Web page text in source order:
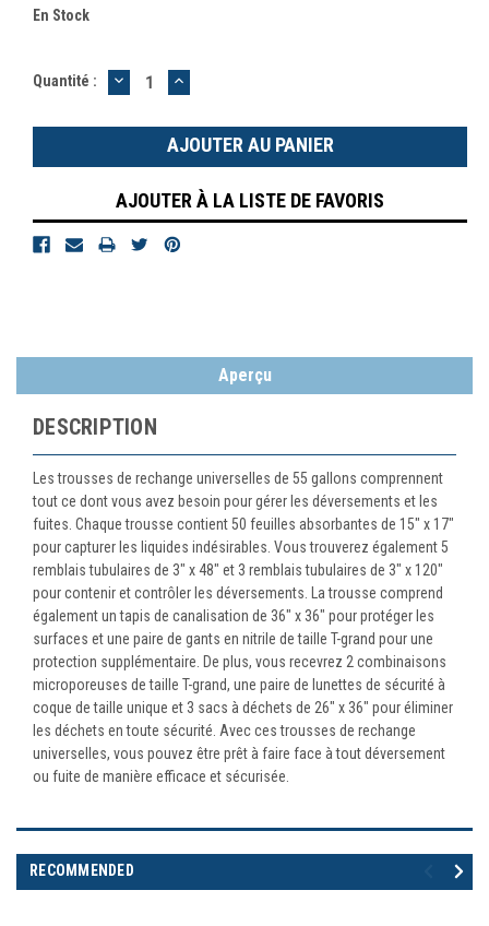
En Stock
Quantité : DIMINUER
LA
:
AUGMENTER
LA
:
AJOUTER À LA LISTE DE FAVORIS
Aperçu
DESCRIPTION
Les trousses de rechange universelles de 55 gallons comprennent
tout ce dont vous avez besoin pour gérer les déversements et les
fuites. Chaque trousse contient 50 feuilles absorbantes de 15" x 17"
pour capturer les liquides indésirables. Vous trouverez également 5
remblais tubulaires de 3" x 48" et 3 remblais tubulaires de 3" x 120"
pour contenir et contrôler les déversements. La trousse comprend
également un tapis de canalisation de 36" x 36" pour protéger les
surfaces et une paire de gants en nitrile de taille T-grand pour une
protection supplémentaire. De plus, vous recevrez 2 combinaisons
microporeuses de taille T-grand, une paire de lunettes de sécurité à
coque de taille unique et 3 sacs à déchets de 26" x 36" pour éliminer
les déchets en toute sécurité. Avec ces trousses de rechange
universelles, vous pouvez être prêt à faire face à tout déversement
ou fuite de manière efficace et sécurisée.
RECOMMENDED